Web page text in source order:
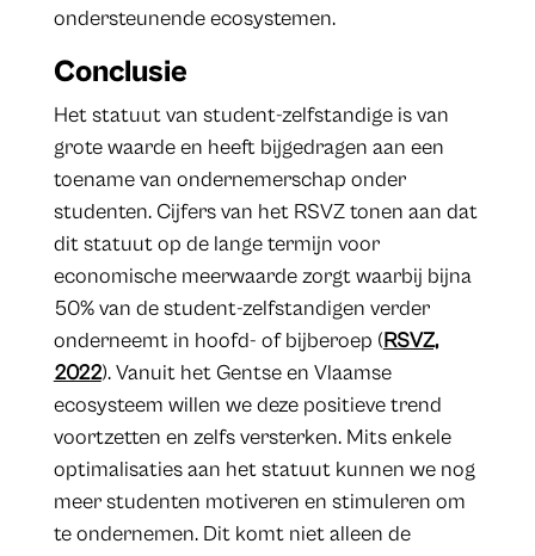
ondersteunende ecosystemen.
Conclusie
Het statuut van student-zelfstandige is van
grote waarde en heeft bijgedragen aan een
toename van ondernemerschap onder
studenten. Cijfers van het RSVZ tonen aan dat
dit statuut op de lange termijn voor
economische meerwaarde zorgt waarbij bijna
50% van de student-zelfstandigen verder
onderneemt in hoofd- of bijberoep (RSVZ,
2022). Vanuit het Gentse en Vlaamse
ecosysteem willen we deze positieve trend
voortzetten en zelfs versterken. Mits enkele
optimalisaties aan het statuut kunnen we nog
meer studenten motiveren en stimuleren om
te ondernemen. Dit komt niet alleen de